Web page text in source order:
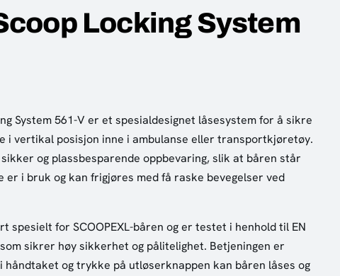
Locking System
System 561-V er et spesialdesignet låsesystem for å sikre
i vertikal posisjon inne i ambulanse eller transportkjøretøy.
og plassbesparende oppbevaring, slik at båren står
er i bruk og kan frigjøres med få raske bevegelser ved
spesielt for SCOOPEXL-båren og er testet i henhold til EN
sikrer høy sikkerhet og pålitelighet. Betjeningen er
og trykke på utløserknappen kan båren låses og